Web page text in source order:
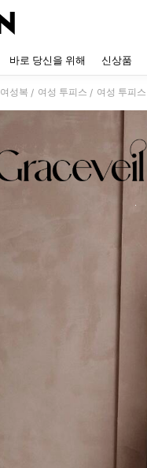
바로 당신을 위해 신상품
여성복 / 여성 투피스 / 여성 투피스